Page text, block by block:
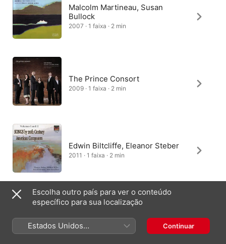
Malcolm Martineau, Susan
Bullock
2007 · 1 faixa · 2 min
The Prince Consort
2009 · 1 faixa · 2 min
Edwin Biltcliffe, Eleanor Steber
2011 · 1 faixa · 2 min
2002 · 1 faixa · 2 min
Escolha outro país para ver o conteúdo
específico para sua localização
Estados Unidos
(Português Brasil)
Continuar